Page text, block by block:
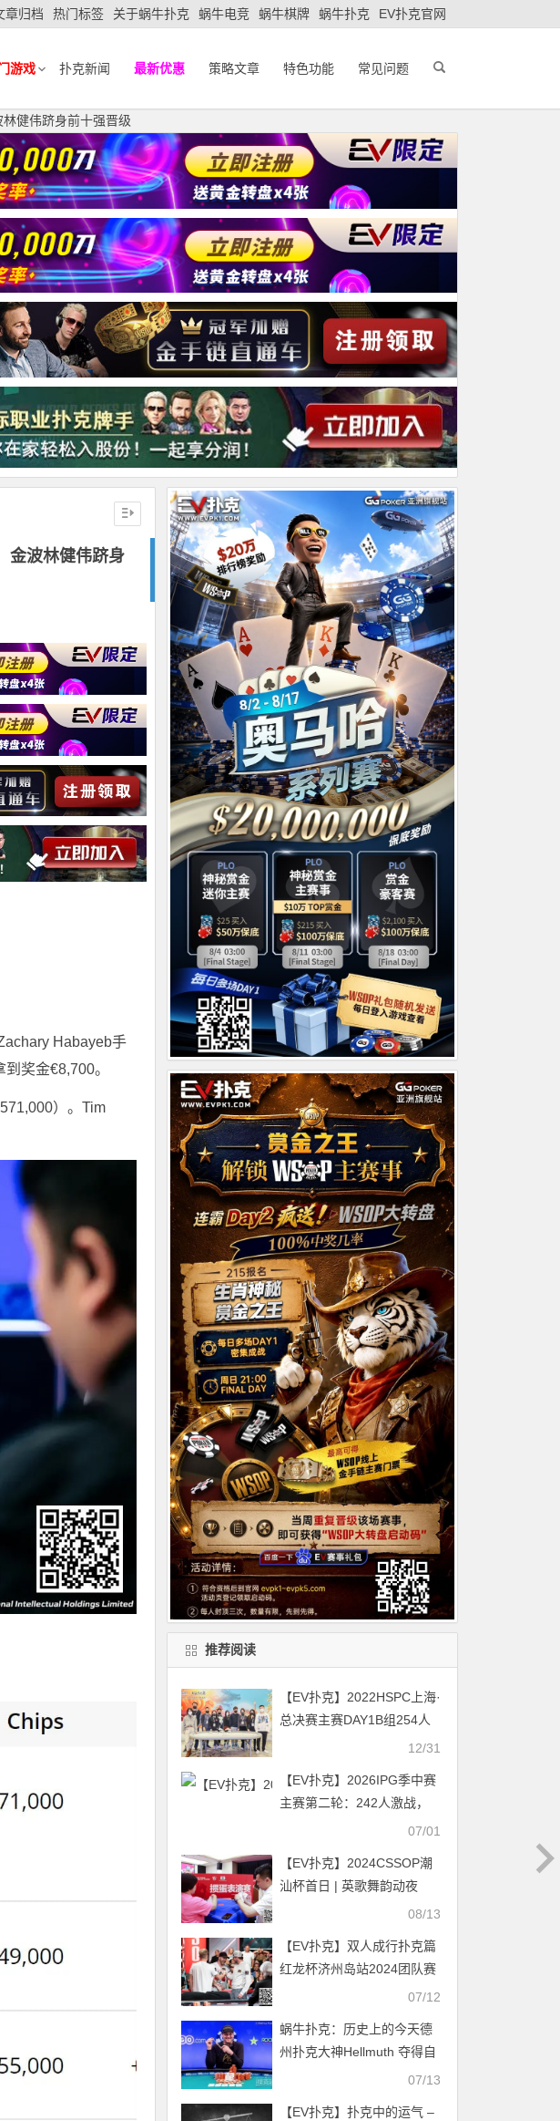
章归档 热门标签 关于蜗牛扑克 蜗牛电竞 蜗牛棋牌 蜗牛扑克 EV扑克官网
游戏 扑克新闻 最新优惠 策略文章 特色功能 常见问题
健伟跻身前十强晋级
金波林健伟跻身
Habayeb手
奖金€8,700。
）。Tim
推荐阅读
【EV扑克】2022HSPC上海·
总决赛主赛DAY1B组254人
参赛，切西瓜KIM JONG
人晋级
12/31
【EV扑克】2026IPG季中赛
主赛第二轮：242人激战，
104人进围圈，周苏云227.6
07/01
【EV扑克】2024CSSOP潮
汕杯首日 | 英歌舞韵动夜
空，烤肉派对燃激情！开幕
级Day2
08/13
【EV扑克】双人成行扑克篇
红龙杯济州岛站2024团队赛
07/12
蜗牛扑克：历史上的今天德
州扑克大神Hellmuth 夺得自
07/13
【EV扑克】扑克中的运气 –